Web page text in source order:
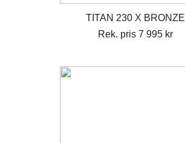
TITAN 230 X BRONZE
Rek. pris 7 995 kr